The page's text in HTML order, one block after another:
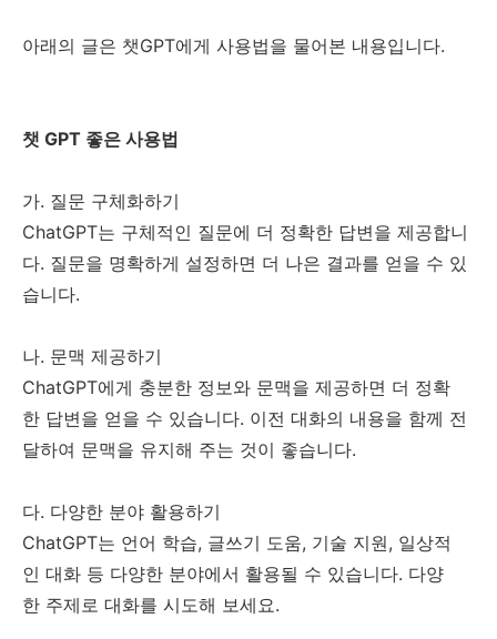
아래의 글은 챗GPT에게 사용법을 물어본 내용입니다.
챗 GPT 좋은 사용법
가. 질문 구체화하기
ChatGPT는 구체적인 질문에 더 정확한 답변을 제공합니
다. 질문을 명확하게 설정하면 더 나은 결과를 얻을 수 있
습니다.
나. 문맥 제공하기
ChatGPT에게 충분한 정보와 문맥을 제공하면 더 정확
한 답변을 얻을 수 있습니다. 이전 대화의 내용을 함께 전
달하여 문맥을 유지해 주는 것이 좋습니다.
다. 다양한 분야 활용하기
ChatGPT는 언어 학습, 글쓰기 도움, 기술 지원, 일상적
인 대화 등 다양한 분야에서 활용될 수 있습니다. 다양
한 주제로 대화를 시도해 보세요.